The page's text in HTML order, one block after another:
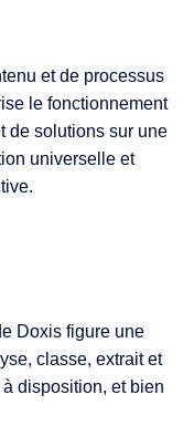
et de processus
le fonctionnement
de solutions sur une
universelle et
Doxis figure une
classe, extrait et
disposition, et bien